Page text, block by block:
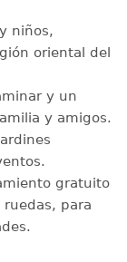
niños,
oriental del
y un
y amigos.
gratuito
ruedas, para